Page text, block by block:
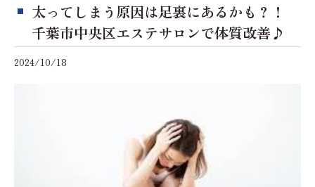
太ってしまう原因は足裏にあるかも？！
千葉市中央区エステサロンで体質改善♪
2024/10/18